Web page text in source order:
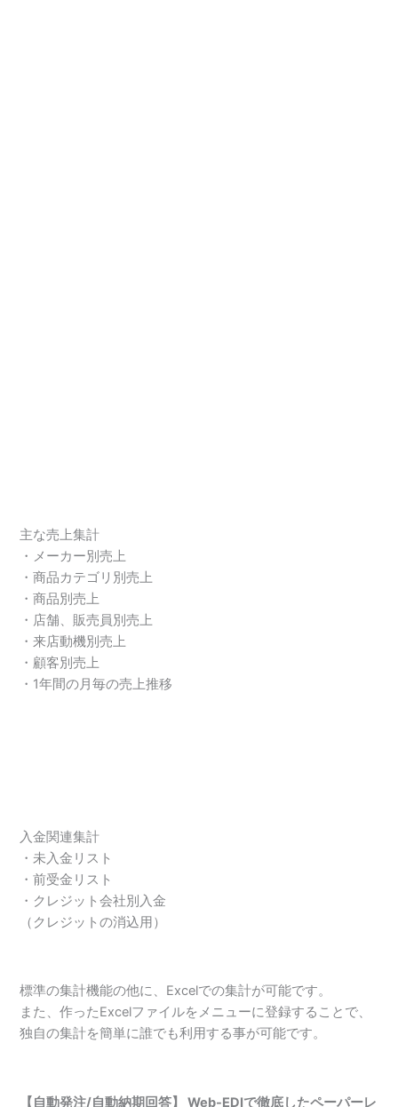
主な売上集計
・メーカー別売上
・商品カテゴリ別売上
・商品別売上
・店舗、販売員別売上
・来店動機別売上
・顧客別売上
・1年間の月毎の売上推移
入金関連集計
・未入金リスト
・前受金リスト
・クレジット会社別入金
（クレジットの消込用）
標準の集計機能の他に、Excelでの集計が可能です。
また、作ったExcelファイルをメニューに登録することで、
独自の集計を簡単に誰でも利用する事が可能です。
【自動発注/自動納期回答】 Web-EDIで徹底したペーパーレ